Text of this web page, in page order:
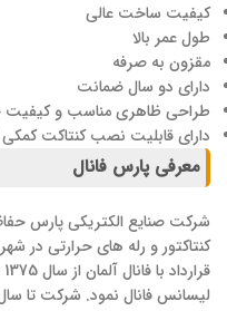
کیفیت ساخت عالی
طول عمر بالا
مقزون به صرفه
دارای دو سال ضمانت
طراحی ظاهری مناسب و
دارای قابلیت نصب کنتاکت کمکی 1NO یا 1NC
معرفی پارس فانال
کنتاکتور و رله های حرارتی در